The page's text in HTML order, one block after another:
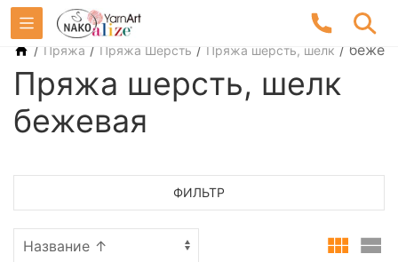
/ Пряжа / Пряжа Шерсть / Пряжа шерсть, шелк /
Пряжа шерсть, шелк
бежевая
ФИЛЬТР